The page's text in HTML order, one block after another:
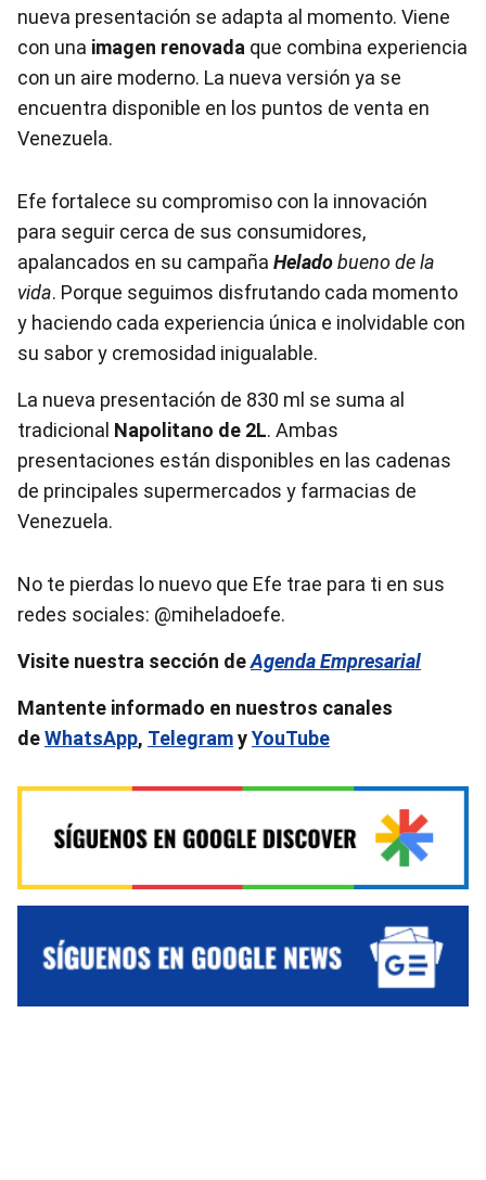
nueva presentación se adapta al momento. Viene
con una imagen renovada que combina experiencia
con un aire moderno. La nueva versión ya se
encuentra disponible en los puntos de venta en
Venezuela.
Efe fortalece su compromiso con la innovación
para seguir cerca de sus consumidores,
apalancados en su campaña Heladobueno de la
vida. Porque seguimos disfrutando cada momento
y haciendo cada experiencia única e inolvidable con
su sabor y cremosidad inigualable.
La nueva presentación de 830 ml se suma al
tradicional Napolitano de 2L. Ambas
presentaciones están disponibles en las cadenas
de principales supermercados y farmacias de
Venezuela.
No te pierdas lo nuevo que Efe trae para ti en sus
redes sociales: @miheladoefe.
Visite nuestra sección deAgenda Empresarial
Mantente informado en nuestros canales
deWhatsApp, TelegramyYouTube